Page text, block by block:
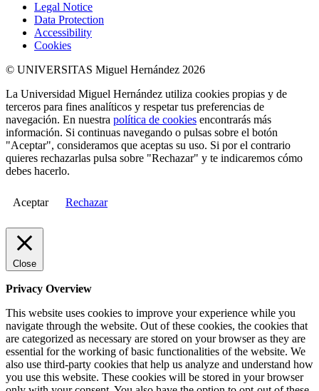
Legal Notice
Data Protection
Accessibility
Cookies
© UNIVERSITAS Miguel Hernández 2026
La Universidad Miguel Hernández utiliza cookies propias y de
terceros para fines analíticos y respetar tus preferencias de
navegación. En nuestra política de cookies encontrarás más
información. Si continuas navegando o pulsas sobre el botón
"Aceptar", consideramos que aceptas su uso. Si por el contrario
quieres rechazarlas pulsa sobre "Rechazar" y te indicaremos cómo
debes hacerlo.
Aceptar Rechazar
Close
Privacy Overview
This website uses cookies to improve your experience while you
navigate through the website. Out of these cookies, the cookies that
are categorized as necessary are stored on your browser as they are
essential for the working of basic functionalities of the website. We
also use third-party cookies that help us analyze and understand how
you use this website. These cookies will be stored in your browser